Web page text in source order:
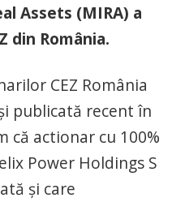
Assets (MIRA) a
din România.
CEZ România
publicată recent în
că actionar cu 100%
Power Holdings S
și care